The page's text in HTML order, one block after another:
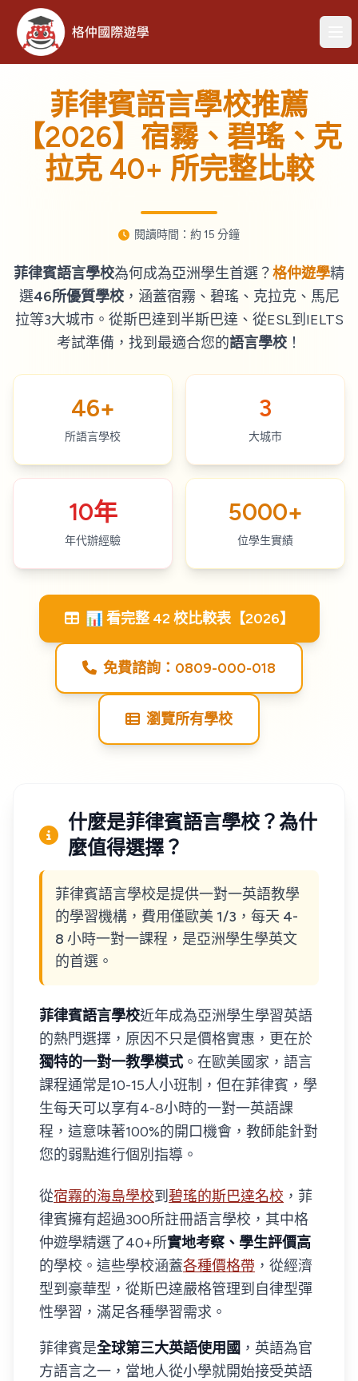
菲律賓語言學校推薦
【2026】宿霧、碧瑤、克
拉克 40+ 所完整比較
閱讀時間：約 15 分鐘
菲律賓語言學校為何成為亞洲學生首選？格仲遊學精
選46所優質學校，涵蓋宿霧、碧瑤、克拉克、馬尼
拉等3大城市。從斯巴達到半斯巴達、從ESL到IELTS
考試準備，找到最適合您的語言學校！
46+
所語言學校
3
大城市
10年
年代辦經驗
5000+
位學生實績
📊 看完整 42 校比較表【2026】
免費諮詢：0809-000-018
瀏覽所有學校
什麼是菲律賓語言學校？為什
麼值得選擇？
菲律賓語言學校是提供一對一英語教學
的學習機構，費用僅歐美 1/3，每天 4-
8 小時一對一課程，是亞洲學生學英文
的首選。
菲律賓語言學校近年成為亞洲學生學習英語
的熱門選擇，原因不只是價格實惠，更在於
獨特的一對一教學模式。在歐美國家，語言
課程通常是10-15人小班制，但在菲律賓，學
生每天可以享有4-8小時的一對一英語課
程，這意味著100%的開口機會，教師能針對
您的弱點進行個別指導。
從宿霧的海島學校到 碧瑤的斯巴達名校 ，菲
律賓擁有超過300所註冊語言學校，其中格
仲遊學精選了40+所實地考察、學生評價高
的學校。這些學校涵蓋各種價格帶 ，從經濟
型到豪華型，從斯巴達嚴格管理到自律型彈
性學習，滿足各種學習需求。
菲律賓是全球第三大英語使用國 ，英語為官
方語言之一，當地人從小學就開始接受英語